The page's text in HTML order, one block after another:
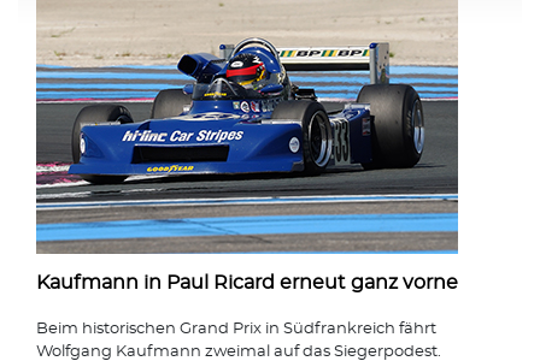
Kaufmann in Paul Ricard erneut ganz vorne
Beim historischen Grand Prix in Südfrankreich fährt
Wolfgang Kaufmann zweimal auf das Siegerpodest.